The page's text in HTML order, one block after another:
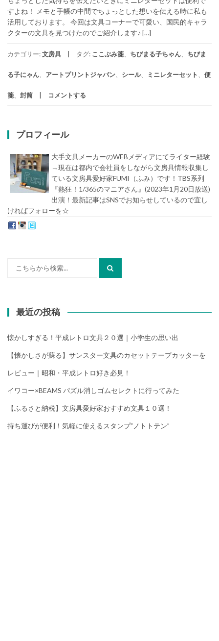
すよね！ メモと手帳の中間でちょっとした想いを伝える時に私も
活用しております。 今回は文具コーナーで可愛い、国民的キャラ
クターの文具を見つけたのでご紹介します♪ […]
カテゴリー:文房具 タグ: ここぶみ箋、 ちびまる子ちゃん、 ちびま
る子にゃん、 アートプリントジャパン、 シール、 ミニレターセット、 便
箋、 封筒 コメントする
プロフィール
大手文具メーカーのWEBメディアにてライター経験
→現在は都内で会社員をしながら文房具情報収集し
ている文房具愛好家FUMI（ふみ）です！TBS系列
『熱狂！1/365のマニアさん』(2023年1月20日放送)
出演！最新記事はSNSでお知らせしているので宜し
ければフォローを☆
最近の投稿
懐かしすぎる！平成レトロ文具２０選｜小学生の思い出
【懐かしさが蘇る】サンスター文具のカセットテープカッターを
レビュー｜昭和・平成レトロ好き必見！
イワコー×BEAMS パズル消しゴムセレクトに行ってみた
【ふるさと納税】文房具愛好家おすすめ文具１０選！
持ち運びが便利！気軽に使えるスタンプ”ノトトテン”